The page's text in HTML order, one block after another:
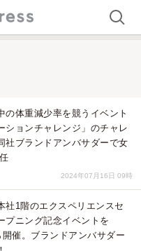
の体重減少率を競うイベント
ションチャレンジ」のチャレ
社ブランドアンバサダーで女
2024年07月16日 09時
社1階のエクスペリエンスセ
プニング記念イベントを
催。ブランドアンバサダー